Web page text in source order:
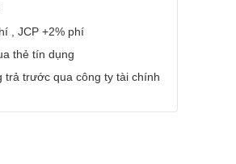
, JCP +2% phí
thẻ tín dụng
trả trước qua công ty tài chính